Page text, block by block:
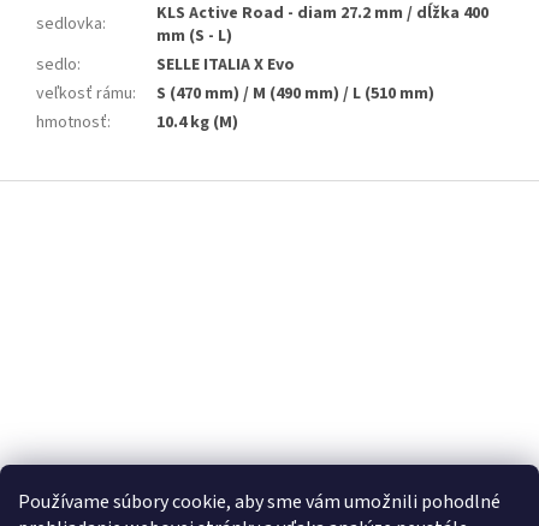
Používame súbory cookie, aby sme vám umožnili pohodlné
sedlovka:
KLS Active Road - diam 27.2 mm / dĺžka 400
mm (S - L)
sedlo:
SELLE ITALIA X Evo
veľkosť rámu:
S (470 mm) / M (490 mm) / L (510 mm)
hmotnosť: 10.4 kg (M)